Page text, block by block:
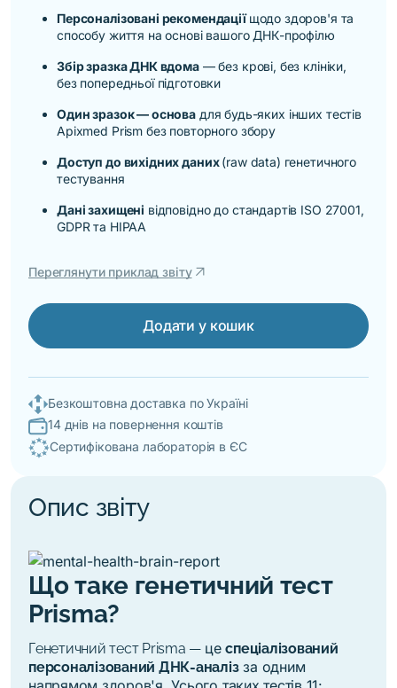
Персоналізовані рекомендаціїщодо здоров'я та
способу життя на основі вашого ДНК-профілю
Збір зразка ДНК вдома— без крові, без клініки,
без попередньої підготовки
Один зразок — основа для будь-яких інших тестів
Apixmed Prism без повторного збору
Доступ до вихідних даних(raw data) генетичного
тестування
Дані захищені відповідно до стандартів ISO 27001,
GDPR та HIPAA
Переглянути приклад звітуarrow_outward
Додати у кошик
Безкоштовна доставка по Україні
14 днів на повернення коштів
Сертифікована лабораторія в ЄС
Опис звіту
Що таке генетичний тест
Prisma?
Генетичний тест Prisma — цеспеціалізований
персоналізований ДНК-аналізза одним